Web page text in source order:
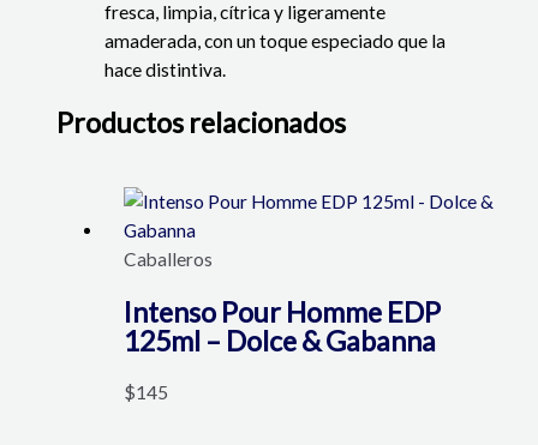
fresca, limpia, cítrica y ligeramente
amaderada, con un toque especiado que la
hace distintiva.
Productos relacionados
Caballeros
Intenso Pour Homme EDP
125ml – Dolce & Gabanna
$145